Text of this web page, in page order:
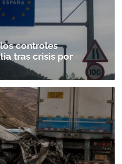
controles
tras crisis por